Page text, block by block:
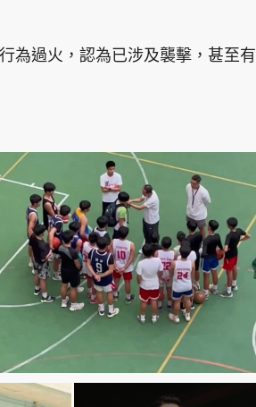
為過火，認為已涉及襲擊，甚至有